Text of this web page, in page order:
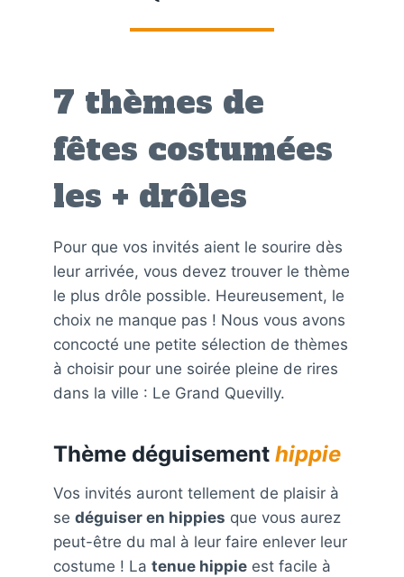
7 thèmes de
fêtes costumées
les + drôles
Pour que vos invités aient le sourire dès
leur arrivée, vous devez trouver le thème
le plus drôle possible. Heureusement, le
choix ne manque pas ! Nous vous avons
concocté une petite sélection de thèmes
à choisir pour une soirée pleine de rires
dans la ville : Le Grand Quevilly.
Thème déguisement hippie
Vos invités auront tellement de plaisir à
se déguiser en hippies que vous aurez
peut-être du mal à leur faire enlever leur
costume ! La tenue hippie est facile à